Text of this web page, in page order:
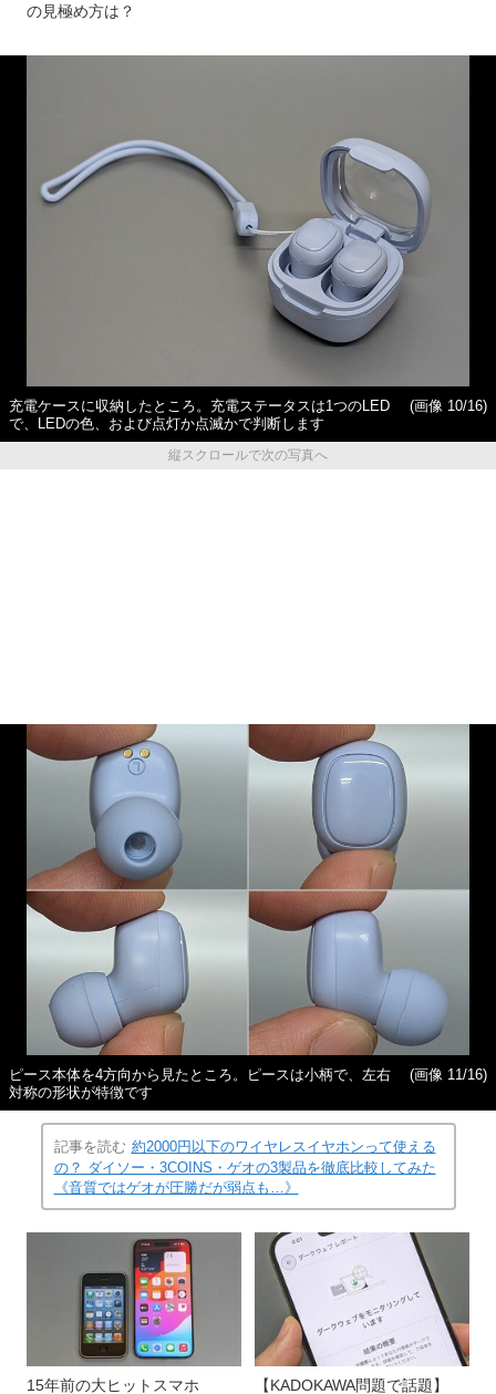
の見極め方は？
充電ケースに収納したところ。充電ステータスは1つのLED
で、LEDの色、および点灯か点滅かで判断します
(画像 10/16)
縦スクロールで次の写真へ
ピース本体を4方向から見たところ。ピースは小柄で、左右
対称の形状が特徴です
(画像 11/16)
記事を読む 約2000円以下のワイヤレスイヤホンって使える
の？ ダイソー・3COINS・ゲオの3製品を徹底比較してみた
《音質ではゲオが圧勝だが弱点も…》
15年前の大ヒットスマホ 【KADOKAWA問題で話題】